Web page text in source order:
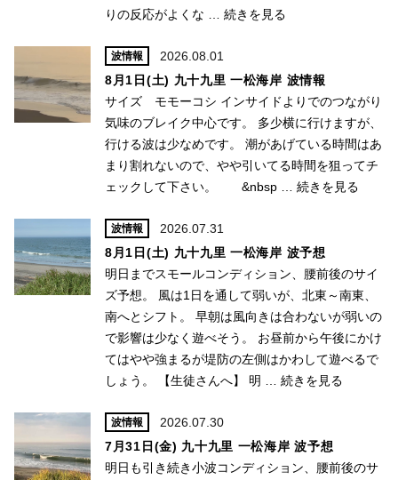
りの反応がよくな … 続きを見る
波情報
2026.08.01
8月1日(土) 九十九里 一松海岸 波情報
サイズ モモーコシ インサイドよりでのつながり
気味のブレイク中心です。 多少横に行けますが、
行ける波は少なめです。 潮があげている時間はあ
まり割れないので、やや引いてる時間を狙ってチ
ェックして下さい。 &nbsp … 続きを見る
波情報
2026.07.31
8月1日(土) 九十九里 一松海岸 波予想
明日までスモールコンディション、腰前後のサイ
ズ予想。 風は1日を通して弱いが、北東～南東、
南へとシフト。 早朝は風向きは合わないが弱いの
で影響は少なく遊べそう。 お昼前から午後にかけ
てはやや強まるが堤防の左側はかわして遊べるで
しょう。 【生徒さんへ】 明 … 続きを見る
波情報
2026.07.30
7月31日(金) 九十九里 一松海岸 波予想
明日も引き続き小波コンディション、腰前後のサ